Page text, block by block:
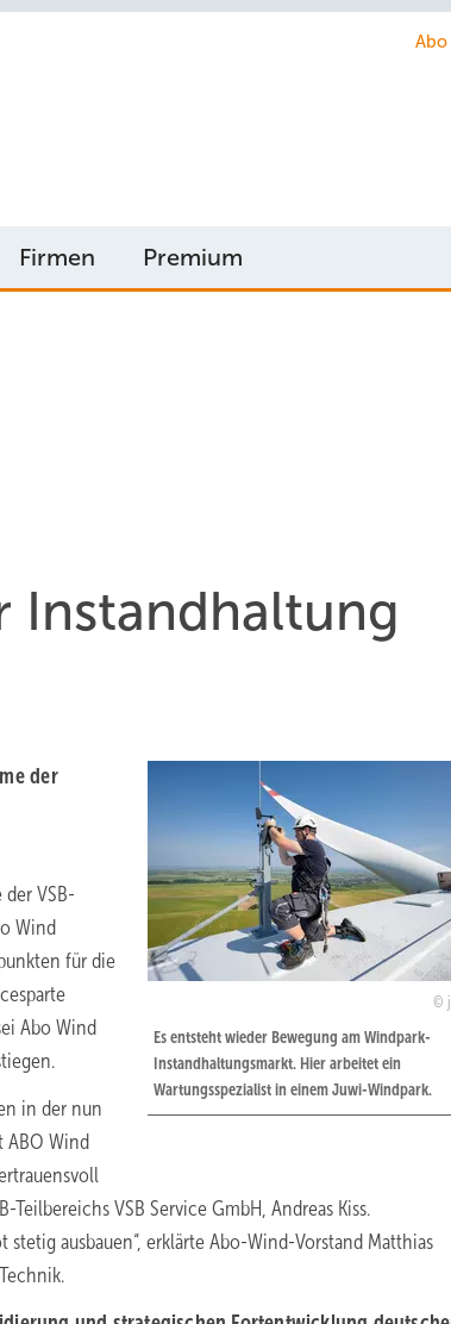
Abo
Firmen Premium
Instandhaltung
Es entsteht wieder Bewegung am Windpark-
Instandhaltungsmarkt. Hier arbeitet ein
Wartungsspezialist in einem Juwi-Windpark.
der
VSB-
Wind
für die
Abo Wind
in der nun
Wind
VSB Service GmbH, Andreas Kiss.
ausbauen“, erklärte Abo-Wind-Vorstand Matthias